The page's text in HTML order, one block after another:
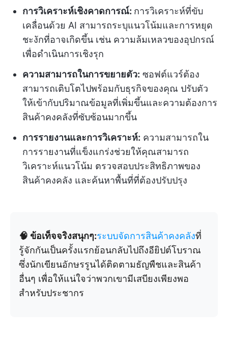
การวิเคราะห์เชิงคาดการณ์: การวิเคราะห์ที่ขับ
เคลื่อนด้วย AI สามารถระบุแนวโน้มและการหยุด
ชะงักที่อาจเกิดขึ้น เช่น ความล้มเหลวของอุปกรณ์
เพื่อดำเนินการเชิงรุก
ความสามารถในการขยายตัว: ซอฟต์แวร์ต้อง
สามารถเติบโตไปพร้อมกับธุรกิจของคุณ ปรับตัว
ให้เข้ากับปริมาณข้อมูลที่เพิ่มขึ้นและความต้องการ
สินค้าคงคลังที่ซับซ้อนมากขึ้น
การรายงานและการวิเคราะห์: ความสามารถใน
การรายงานที่แข็งแกร่งช่วยให้คุณสามารถ
วิเคราะห์แนวโน้ม ตรวจสอบประสิทธิภาพของ
สินค้าคงคลัง และค้นหาพื้นที่ที่ต้องปรับปรุง
🧠 ข้อเท็จจริงสนุกๆ:ระบบจัดการสินค้าคงคลังที่
รู้จักกันเป็นครั้งแรกย้อนกลับไปถึงอียิปต์โบราณ
ซึ่งนักเขียนอักษรรูนได้ติดตามธัญพืชและสินค้า
อื่นๆ เพื่อให้แน่ใจว่าพวกเขามีเสบียงเพียงพอ
สำหรับประชากร